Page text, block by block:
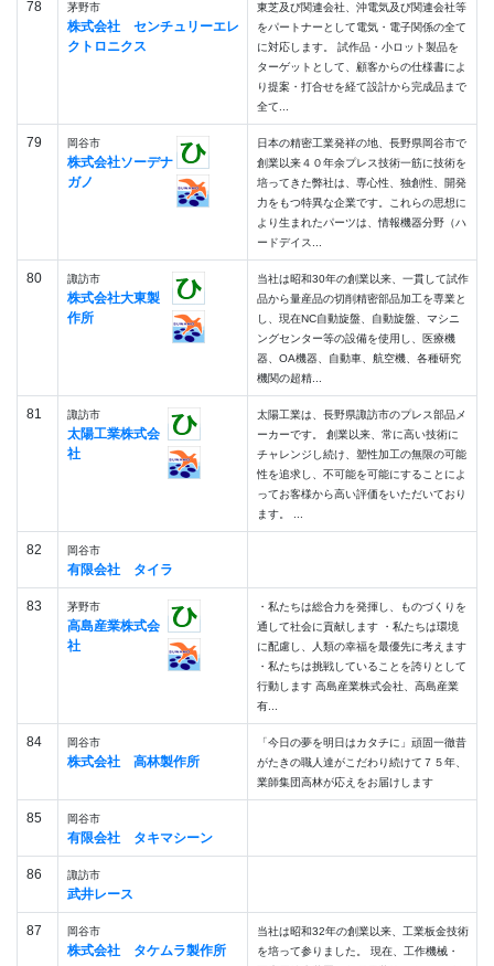
78 茅野市
株式会社 センチュリーエレ
クトロニクス
東芝及び関連会社、沖電気及び関連会社等
をパートナーとして電気・電子関係の全て
に対応します。 試作品・小ロット製品を
ターゲットとして、顧客からの仕様書によ
り提案・打合せを経て設計から完成品まで
全て...
79 岡谷市
株式会社ソーデナ
ガノ
日本の精密工業発祥の地、長野県岡谷市で
創業以来４０年余プレス技術一筋に技術を
培ってきた弊社は、専心性、独創性、開発
力をもつ特異な企業です。これらの思想に
より生まれたパーツは、情報機器分野（ハ
ードデイス...
80 諏訪市
株式会社大東製
作所
当社は昭和30年の創業以来、一貫して試作
品から量産品の切削精密部品加工を専業と
し、現在NC自動旋盤、自動旋盤、マシニ
ングセンター等の設備を使用し、医療機
器、OA機器、自動車、航空機、各種研究
機関の超精...
81 諏訪市
太陽工業株式会
社
太陽工業は、長野県諏訪市のプレス部品メ
ーカーです。 創業以来、常に高い技術に
チャレンジし続け、塑性加工の無限の可能
性を追求し、不可能を可能にすることによ
ってお客様から高い評価をいただいており
ます。 ...
82 岡谷市
有限会社 タイラ
83 茅野市
高島産業株式会
社
・私たちは総合力を発揮し、ものづくりを
通して社会に貢献します ・私たちは環境
に配慮し、人類の幸福を最優先に考えます
・私たちは挑戦していることを誇りとして
行動します 高島産業株式会社、高島産業
有...
84 岡谷市
株式会社 高林製作所
「今日の夢を明日はカタチに」頑固一徹昔
がたきの職人達がこだわり続けて７５年、
業師集団高林が応えをお届けします
85 岡谷市
有限会社 タキマシーン
86 諏訪市
武井レース
87 岡谷市
株式会社 タケムラ製作所
当社は昭和32年の創業以来、工業板金技術
を培って参りました。 現在、工作機械・